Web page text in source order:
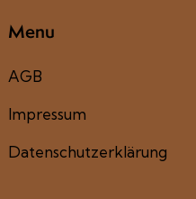
Menu
AGB
Impressum
Datenschutzerklärung